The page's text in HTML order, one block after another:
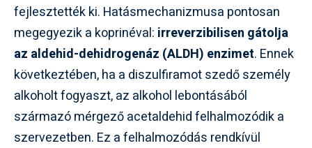
fejlesztették ki. Hatásmechanizmusa pontosan
megegyezik a koprinéval: irreverzibilisen gátolja
az aldehid-dehidrogenáz (ALDH) enzimet. Ennek
következtében, ha a diszulfiramot szedő személy
alkoholt fogyaszt, az alkohol lebontásából
származó mérgező acetaldehid felhalmozódik a
szervezetben. Ez a felhalmozódás rendkívül